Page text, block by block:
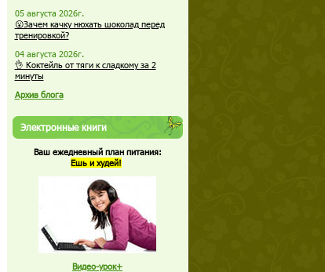
05 августа 2026г.
😮Зачем качку нюхать шоколад перед
тренировкой?
04 августа 2026г.
👌 Коктейль от тяги к сладкому за 2
минуты
Архив блога
Электронные книги
Ваш ежедневный план питания:
Ешь и худей!
Видео-урок+